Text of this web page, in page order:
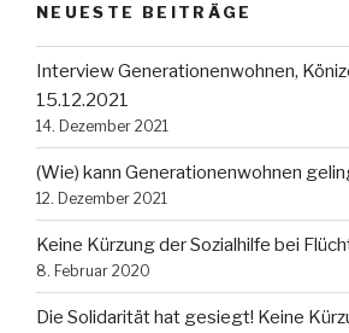
NEUESTE BEITRÄGE
Interview Generationenwohnen,
15.12.2021
14. Dezember 2021
(Wie) kann Generationenwohnen
12. Dezember 2021
Keine Kürzung der Sozialhilfe bei
8. Februar 2020
Die Solidarität hat gesiegt! Keine